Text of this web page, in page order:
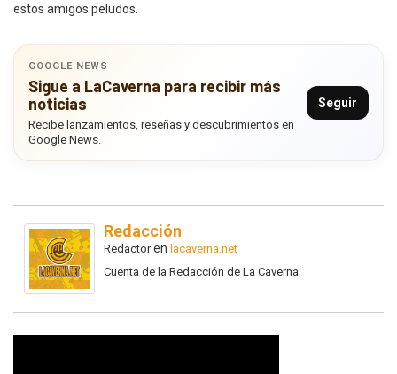
estos amigos peludos.
GOOGLE NEWS
Sigue a LaCaverna para recibir más
noticias
Recibe lanzamientos, reseñas y descubrimientos en
Google News.
Seguir
Redacción
Redactoren lacaverna.net
Cuenta de la Redacción de La Caverna